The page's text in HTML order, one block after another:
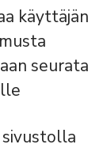
käyttäjän
seurata